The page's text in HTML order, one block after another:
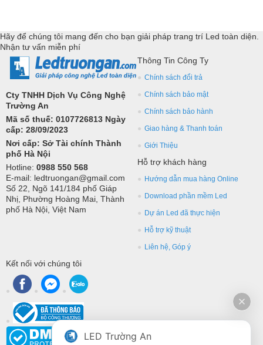
YRL,...Tư vấn giả pháp, hỗ trợ kỹ thuật chuyên sâu cho các
ứng dụng trang trí led.
Hãy để chúng tôi mang đến cho bạn giải pháp trang trí Led toàn diện.
Nhận tư vấn miễn phí
Cty TNHH Dịch Vụ Công Nghệ
Trường An
Mã số thuế: 0107726813 Ngày
cấp: 28/09/2023
Nơi cấp: Sở Tài chính Thành
phố Hà Nội
Hotline: 0988 550 568
E-mail: ledtruongan@gmail.com
Số 22, Ngõ 141/184 phố Giáp
Nhị, Phường Hoàng Mai, Thành
phố Hà Nội, Việt Nam
Thông Tin Công Ty
Chính sách đổi trả
Chính sách bảo mật
Chính sách bảo hành
Giao hàng & Thanh toán
Giới Thiệu
Hỗ trợ khách hàng
Hướng dẫn mua hàng Online
Download phần mềm Led
Dự án Led đã thực hiện
Hỗ trợ kỹ thuật
Liên hệ, Góp ý
Kết nối với chúng tôi
LED Trường An